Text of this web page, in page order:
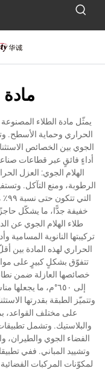
مادة
يمثّل مادة الطلاء
الحراري وحماية الأسطح.
الجوي بين الخصائص
أداءٍ فائقٍ عبر قطاعات
الهلام الجوي: العزل
الرطوبة، ومنع التآكل.
خفيفة جدًّا، ما يشكّل حاجزًا
طلاء الهلام الجوي عن
تركيبتها النانوية المسامية
تتفوّق بشكلٍ كبيرٍ على
إلى ٦٥٠°م، ما
وتتميّز الطبقة بقدرتها
على مختلف القواعد،
والبلاستيك. وتشمل
الفضاء الجوي والطيران،
وتشييد المباني. ففي
لمكوّنات المركبات